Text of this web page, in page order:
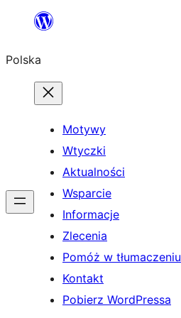
Przejdź
treści
Polska
Motywy
Wtyczki
Aktualności
Wsparcie
Informacje
Zlecenia
Pomóż w tłumaczeniu
Kontakt
Pobierz WordPressa